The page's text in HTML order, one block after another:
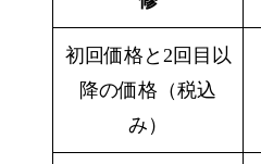
初回価格と2回目以
降の価格（税込
み）